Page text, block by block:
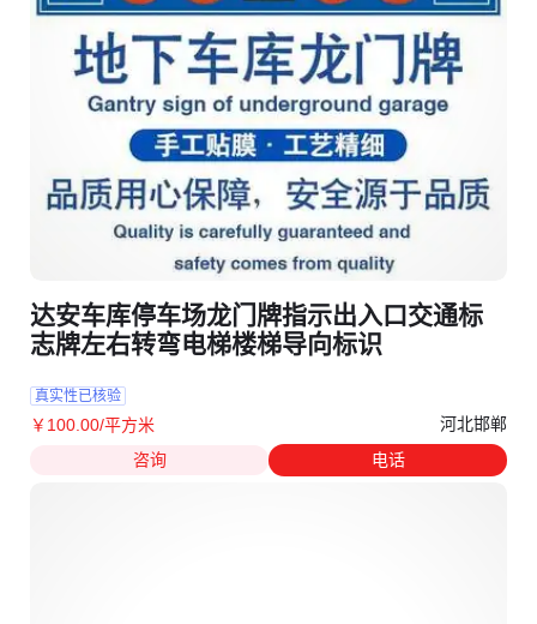
达安车库停车场龙门牌指示出入口交通标
志牌左右转弯电梯楼梯导向标识
真实性已核验
￥ 100 .00/平方米
河北邯郸
咨询
电话